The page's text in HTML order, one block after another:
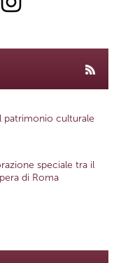
patrimonio culturale
speciale tra il
di Roma